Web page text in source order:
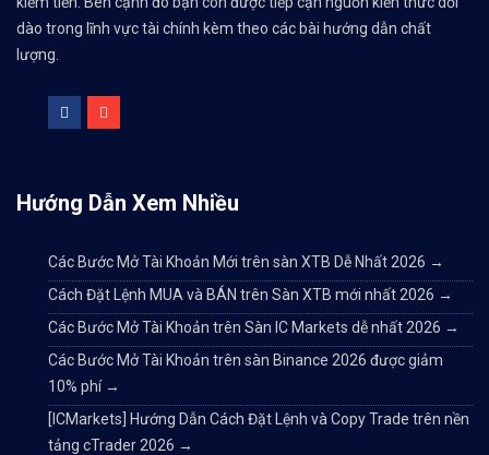
dào trong lĩnh vực tài chính kèm theo các bài hướng dẫn chất
lượng.
Hướng Dẫn Xem Nhiều
Các Bước Mở Tài Khoản Mới trên sàn XTB Dễ Nhất 2026 →
Cách Đặt Lệnh MUA và BÁN trên Sàn XTB mới nhất 2026 →
Các Bước Mở Tài Khoản trên Sàn IC Markets dễ nhất 2026 →
Các Bước Mở Tài Khoản trên sàn Binance 2026 được giảm
10% phí →
[ICMarkets] Hướng Dẫn Cách Đặt Lệnh và Copy Trade trên nền
tảng cTrader 2026 →